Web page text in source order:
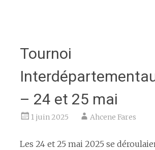
Tournoi
– 24 et 25 mai
1 juin 2025 Ahcene Fares
Les 24 et 25 mai 2025 se